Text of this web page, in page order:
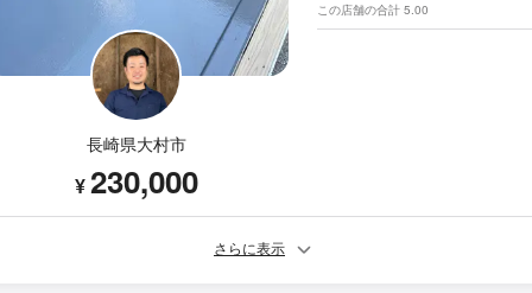
長崎県大村市
¥230,000
この店舗の合計 5.00
さらに表示